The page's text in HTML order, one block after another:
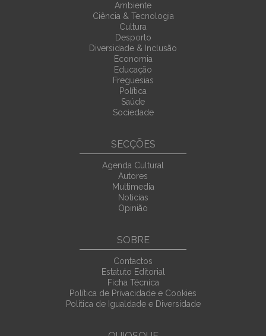
Ambiente
Ciência & Tecnologia
Cultura
Desporto
Diversidade & Inclusão
Economia
Educação
Freguesias
Política
Saúde
Sociedade
SECÇÕES
Agenda Cultural
Autores
Multimedia
Noticias
Opinião
SOBRE
Contactos
Estatuto Editorial
Ficha Técnica
Política de Privacidade e Cookies
Política de Igualdade e Diversidade